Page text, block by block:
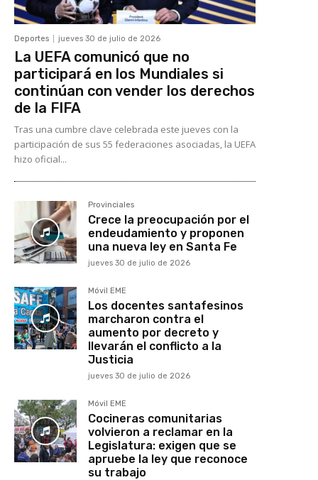
Deportes jueves 30 de julio de 2026
La UEFA comunicó que no
participará en los Mundiales si
continúan con vender los derechos
de la FIFA
Tras una cumbre clave celebrada este jueves con la
participación de sus 55 federaciones asociadas, la UEFA
hizo oficial...
Provinciales
Crece la preocupación por el
endeudamiento y proponen
una nueva ley en Santa Fe
jueves 30 de julio de 2026
Móvil EME
Los docentes santafesinos
marcharon contra el
aumento por decreto y
llevarán el conflicto a la
Justicia
jueves 30 de julio de 2026
Móvil EME
Cocineras comunitarias
volvieron a reclamar en la
Legislatura: exigen que se
apruebe la ley que reconoce
su trabajo